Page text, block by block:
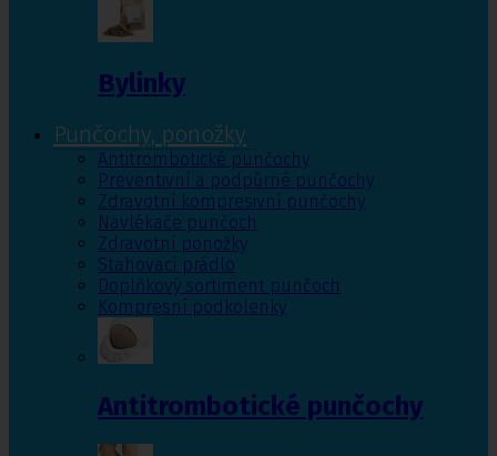
Bylinky
Punčochy, ponožky
Antitrombotické punčochy
Preventivní a podpůrné punčochy
Zdravotní kompresivní punčochy
Navlékače punčoch
Zdravotní ponožky
Stahovací prádlo
Doplňkový sortiment punčoch
Kompresní podkolenky
Antitrombotické punčochy